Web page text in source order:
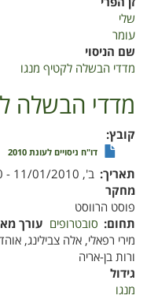
שלי
עומר
שם הניסוי
מדדי הבשלה לקטיף מנגו
מדדי הבשלה
קובץ
דו"ח ניסויים לעונת 2010
תאריך ב', 11/01/2010 - 12:00
מחקר
פוסט הרווסט
תחום סובטרופים עורך
מירי רפאלי, אלה צבילינג,
ורות בן-אריה
גידול
מנגו